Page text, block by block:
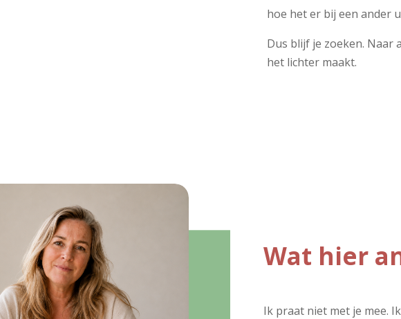
hoe het er bij een ander
Dus blijf je zoeken. Naar
het lichter maakt.
Wat hier
Ik praat niet met je mee.